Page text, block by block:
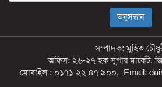
সম্পাদক: মুহিত
অফিস: ২৬-২৭ হক সুপার মার্কেট,
মোবাইল : ০১৭১ ২২ ৪৭ ৯০০, Email: